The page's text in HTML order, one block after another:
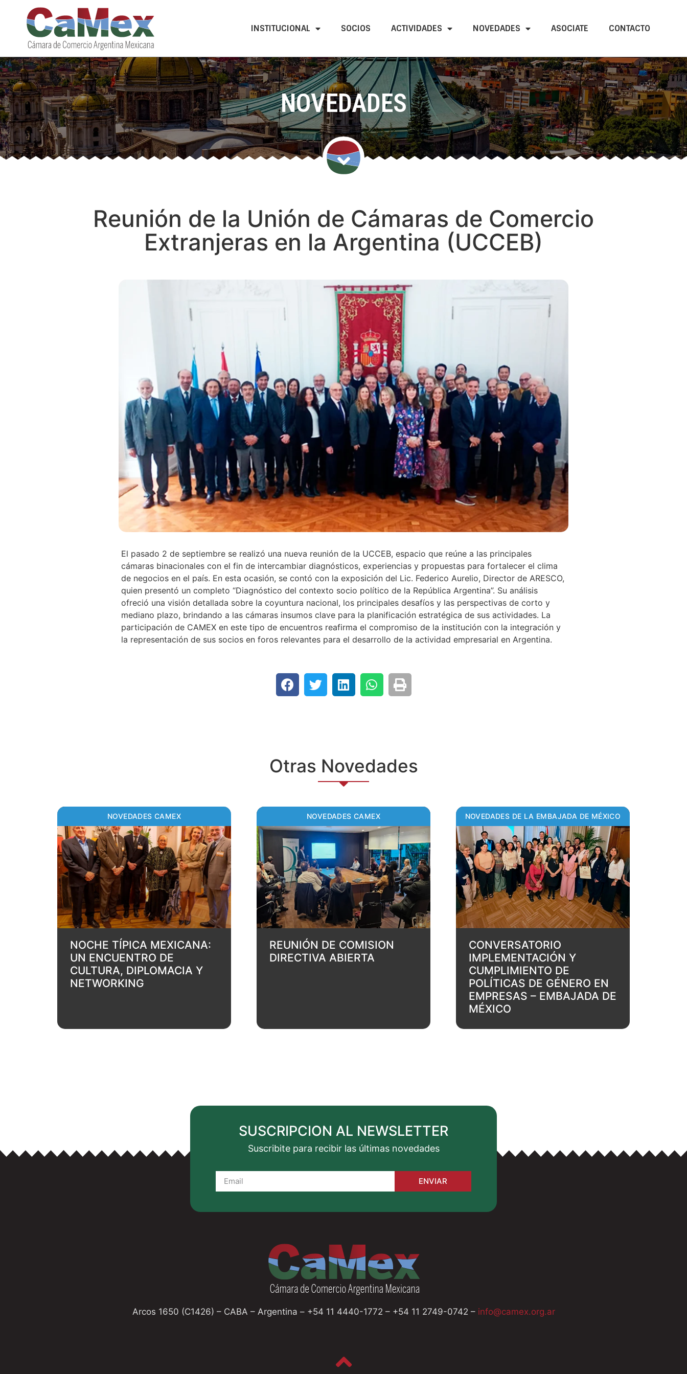
INSTITUCIONAL SOCIOS ACTIVIDADES NOVEDADES ASOCIATE CONTACTO
NOVEDADES
Reunión de la Unión de Cámaras de Comercio
Extranjeras en la Argentina (UCCEB)
El pasado 2 de septiembre se realizó una nueva reunión de la UCCEB, espacio que reúne a las principales
cámaras binacionales con el fin de intercambiar diagnósticos, experiencias y propuestas para fortalecer el clima
de negocios en el país. En esta ocasión, se contó con la exposición del Lic. Federico Aurelio, Director de ARESCO,
quien presentó un completo “Diagnóstico del contexto socio político de la República Argentina”. Su análisis
ofreció una visión detallada sobre la coyuntura nacional, los principales desafíos y las perspectivas de corto y
mediano plazo, brindando a las cámaras insumos clave para la planificación estratégica de sus actividades. La
participación de CAMEX en este tipo de encuentros reafirma el compromiso de la institución con la integración y
la representación de sus socios en foros relevantes para el desarrollo de la actividad empresarial en Argentina.
Otras Novedades
NOVEDADES CAMEX
NOCHE TÍPICA MEXICANA:
UN ENCUENTRO DE
CULTURA, DIPLOMACIA Y
NETWORKING
NOVEDADES CAMEX
REUNIÓN DE COMISION
DIRECTIVA ABIERTA
NOVEDADES DE LA EMBAJADA DE MÉXICO
CONVERSATORIO
IMPLEMENTACIÓN Y
CUMPLIMIENTO DE
POLÍTICAS DE GÉNERO EN
EMPRESAS – EMBAJADA DE
MÉXICO
SUSCRIPCION AL NEWSLETTER
Suscribite para recibir las últimas novedades
ENVIAR
Arcos 1650 (C1426) – CABA – Argentina – +54 11 4440-1772 – +54 11 2749-0742 – info@camex.org.ar